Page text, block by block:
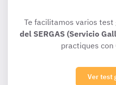
Te facilitamos varios test
del SERGAS (Servicio
practiques con
Ver test